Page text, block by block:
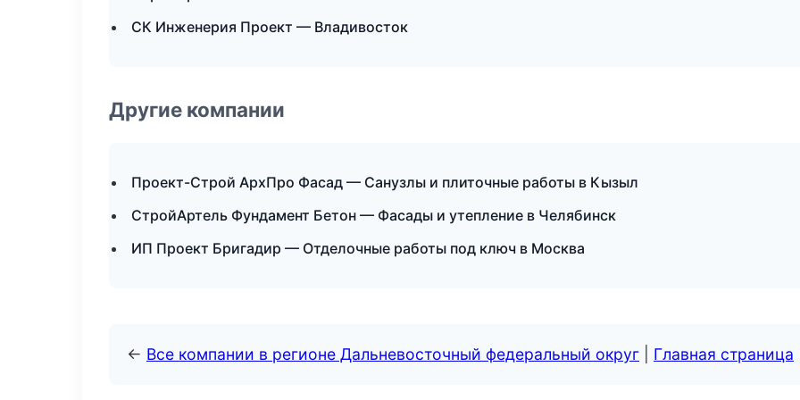
СК Инженерия Проект — Владивосток
Другие компании
Проект-Строй АрхПро Фасад — Санузлы и плиточные работы в Кызыл
СтройАртель Фундамент Бетон — Фасады и утепление в Челябинск
ИП Проект Бригадир — Отделочные работы под ключ в Москва
← Все компании в регионе Дальневосточный федеральный округ Главная страница